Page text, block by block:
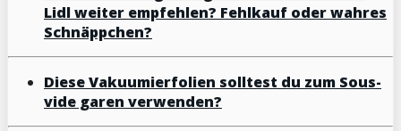
Lidl weiter empfehlen? Fehlkauf oder wahres
Schnäppchen?
Diese Vakuumierfolien solltest du zum Sous-
vide garen verwenden?